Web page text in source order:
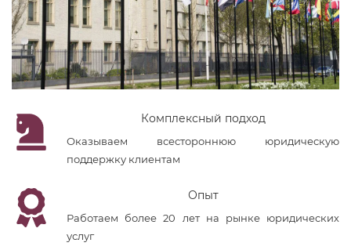
Комплексный подход
Оказываем всестороннюю юридическую
поддержку клиентам
Опыт
Работаем более 20 лет на рынке юридических
услуг